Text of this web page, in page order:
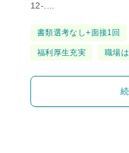
12-....
タ書類選考なし+面接1回
福利厚生充実 職場